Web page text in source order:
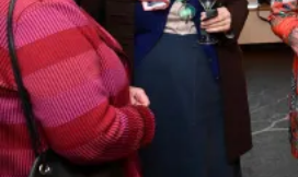
Barbara Bagusat und Katharina Czyz
(Marianowicz Medizin) / Vortrag und
Diskussionsabend „Afrika und Europa – Eine
Schicksalsgemeinschaft im Umbruch“ vom
Club europäischer Unternehmerinnen e.V.